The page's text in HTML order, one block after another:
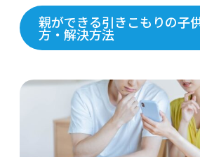
親ができる引きこもりの子
方・解決方法